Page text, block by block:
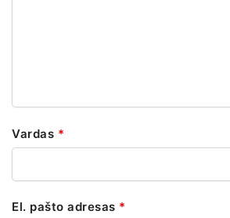
Vardas *
El. pašto adresas *